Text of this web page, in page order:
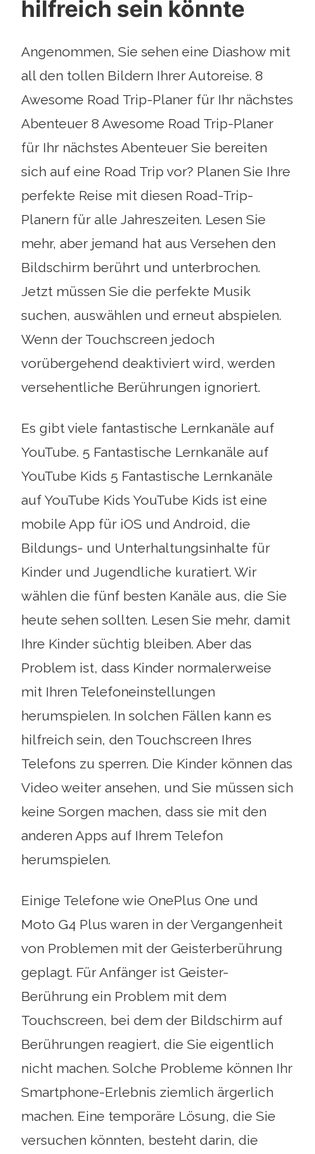
hilfreich sein könnte
Angenommen, Sie sehen eine Diashow mit
all den tollen Bildern Ihrer Autoreise. 8
Awesome Road Trip-Planer für Ihr nächstes
Abenteuer 8 Awesome Road Trip-Planer
für Ihr nächstes Abenteuer Sie bereiten
sich auf eine Road Trip vor? Planen Sie Ihre
perfekte Reise mit diesen Road-Trip-
Planern für alle Jahreszeiten. Lesen Sie
mehr, aber jemand hat aus Versehen den
Bildschirm berührt und unterbrochen.
Jetzt müssen Sie die perfekte Musik
suchen, auswählen und erneut abspielen.
Wenn der Touchscreen jedoch
vorübergehend deaktiviert wird, werden
versehentliche Berührungen ignoriert.
Es gibt viele fantastische Lernkanäle auf
YouTube. 5 Fantastische Lernkanäle auf
YouTube Kids 5 Fantastische Lernkanäle
auf YouTube Kids YouTube Kids ist eine
mobile App für iOS und Android, die
Bildungs- und Unterhaltungsinhalte für
Kinder und Jugendliche kuratiert. Wir
wählen die fünf besten Kanäle aus, die Sie
heute sehen sollten. Lesen Sie mehr, damit
Ihre Kinder süchtig bleiben. Aber das
Problem ist, dass Kinder normalerweise
mit Ihren Telefoneinstellungen
herumspielen. In solchen Fällen kann es
hilfreich sein, den Touchscreen Ihres
Telefons zu sperren. Die Kinder können das
Video weiter ansehen, und Sie müssen sich
keine Sorgen machen, dass sie mit den
anderen Apps auf Ihrem Telefon
herumspielen.
Einige Telefone wie OnePlus One und
Moto G4 Plus waren in der Vergangenheit
von Problemen mit der Geisterberührung
geplagt. Für Anfänger ist Geister-
Berührung ein Problem mit dem
Touchscreen, bei dem der Bildschirm auf
Berührungen reagiert, die Sie eigentlich
nicht machen. Solche Probleme können Ihr
Smartphone-Erlebnis ziemlich ärgerlich
machen. Eine temporäre Lösung, die Sie
versuchen könnten, besteht darin, die